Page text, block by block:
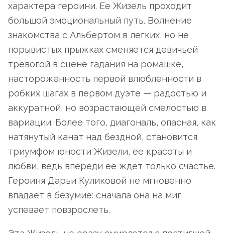
характера героини. Ее Жизель проходит
большой эмоциональный путь. Волнение
знакомства с Альбертом в легких, но не
порывистых прыжках сменяется девичьей
тревогой в сцене гадания на ромашке,
настороженность первой влюбленности в
робких шагах в первом дуэте — радостью и
аккуратной, но возрастающей смелостью в
вариации. Более того, диагональ, опасная, как
натянутый канат над бездной, становится
триумфом юности Жизели, ее красоты и
любви, ведь впереди ее ждет только счастье.
Героиня Дарьи Куликовой не мгновенно
впадает в безумие: сначала она на миг
успевает повзрослеть.